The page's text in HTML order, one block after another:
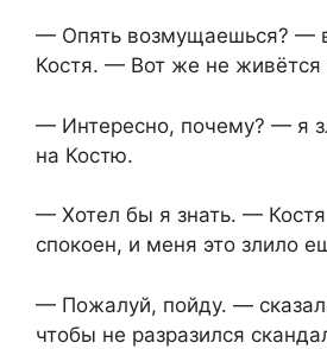
— Опять возмущаешься? —
Костя. — Вот же не живётся
— Интересно, почему? — я
на Костю.
— Хотел бы я знать. —
спокоен, и меня это злило
— Пожалуй, пойду. —
чтобы не разразился